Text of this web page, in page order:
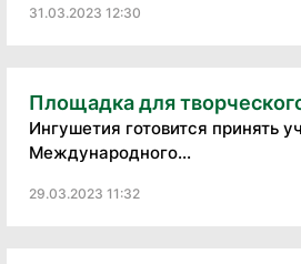
31.03.2023 12:30
Площадка для
Ингушетия готовится принять
Международного...
29.03.2023 11:32